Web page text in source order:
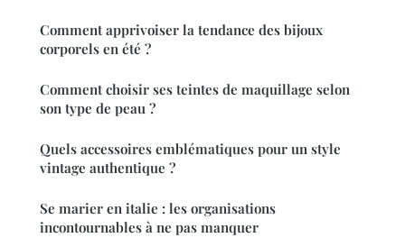
Comment apprivoiser la tendance des bijoux
corporels en été ?
Comment choisir ses teintes de maquillage selon
son type de peau ?
Quels accessoires emblématiques pour un style
vintage authentique ?
Se marier en italie : les organisations
incontournables à ne pas manquer